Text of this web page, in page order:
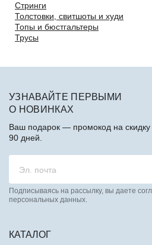
Стринги
Толстовки, свитшоты и худи
Топы и бюстгальтеры
Трусы
КАТАЛОГ
УЗНАВАЙТЕ ПЕРВЫМИ
О НОВИНКАХ
Ваш подарок — промокод на скидку
90 дней.
Подписываясь на рассылку, вы даете
персональных данных.